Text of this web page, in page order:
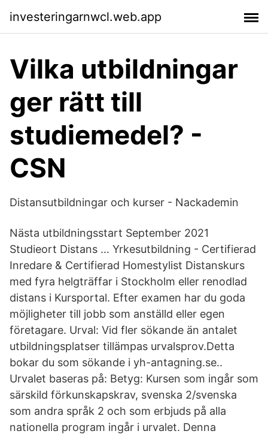
investeringarnwcl.web.app
Vilka utbildningar
ger rätt till
studiemedel? -
CSN
Distansutbildningar och kurser - Nackademin
Nästa utbildningsstart September 2021
Studieort Distans … Yrkesutbildning - Certifierad
Inredare & Certifierad Homestylist Distanskurs
med fyra helgträffar i Stockholm eller renodlad
distans i Kursportal. Efter examen har du goda
möjligheter till jobb som anställd eller egen
företagare. Urval: Vid fler sökande än antalet
utbildningsplatser tillämpas urvalsprov.Detta
bokar du som sökande i yh-antagning.se..
Urvalet baseras på: Betyg: Kursen som ingår som
särskild förkunskapskrav, svenska 2/svenska
som andra språk 2 och som erbjuds på alla
nationella program ingår i urvalet. Denna